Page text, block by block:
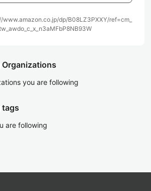
www.amazon.co.jp/dp/B08LZ3PXXY/ref=cm_
Organizations
you are following
tags
are following